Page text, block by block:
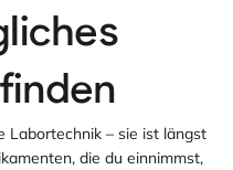
Labortechnik – sie ist längst
die du einnimmst,